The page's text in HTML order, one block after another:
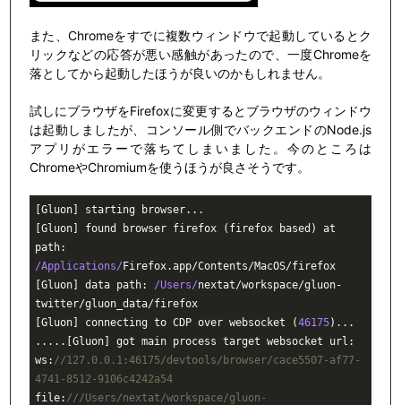
また、Chromeをすでに複数ウィンドウで起動しているとク
リックなどの応答が悪い感触があったので、一度Chromeを
落としてから起動したほうが良いのかもしれません。
試しにブラウザをFirefoxに変更するとブラウザのウィンドウ
は起動しましたが、コンソール側でバックエンドのNode.js
アプリがエラーで落ちてしまいました。今のところは
ChromeやChromiumを使うほうが良さそうです。
[Gluon] starting browser...
[Gluon] found browser firefox (firefox based) at
/Applications/Firefox.app/Contents/MacOS/firefox
[Gluon] data path: /Users/nextat/workspace/gluon-
twitter/gluon_data/firefox
[Gluon] connecting to CDP over websocket (46175)...
.....[Gluon] got main process target websocket url:
ws: //127.0.0.1:46175/devtools/browser/cace5507-af77-
4741-8512-9106c4242a54
file: ///Users/nextat/workspace/gluon-